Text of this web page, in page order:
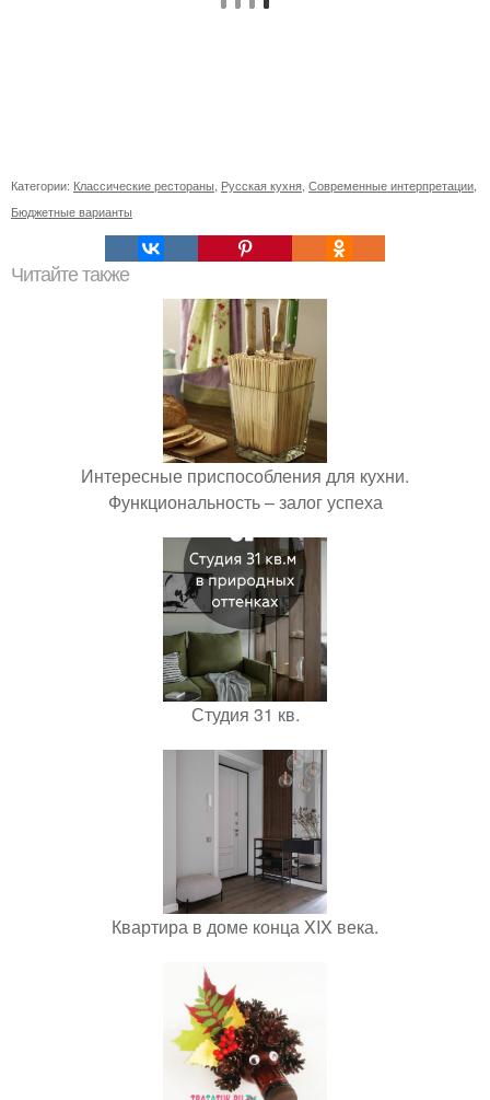
Категории: Классические рестораны Русская кухня Современные интерпретации
Бюджетные варианты
Читайте также
Интересные приспособления для кухни.
Функциональность – залог успеха
Студия 31 кв.
Квартира в доме конца XIX века.